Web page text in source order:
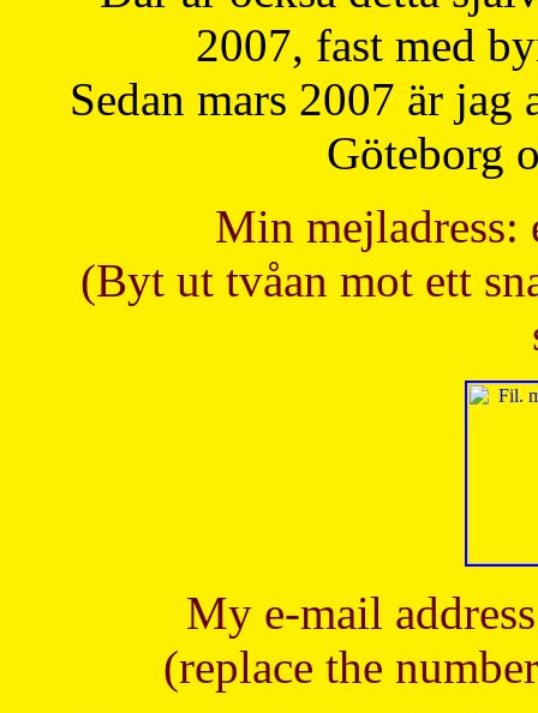
2007, fast med
Sedan mars 2007 är
Göteborg
Min mejladress:
(Byt ut tvåan mot ett
My e-mail
(replace the